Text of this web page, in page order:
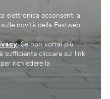
elettronica acconsenti a
novità della Fastweb
. Se non vorrai più
sufficiente cliccare sul link
richiedere la